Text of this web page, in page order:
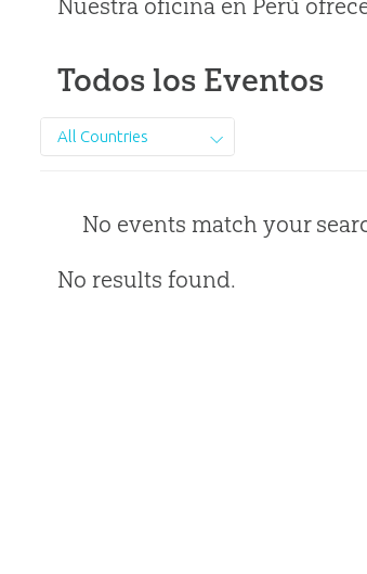
Nuestra oficina en Perú
Todos los Eventos
All Countries
No events match your
No results found.